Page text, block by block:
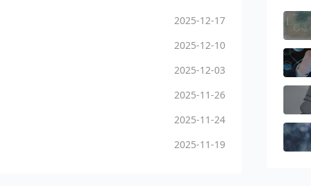
2025-12-17
2025-12-10
2025-12-03
2025-11-26
2025-11-24
2025-11-19